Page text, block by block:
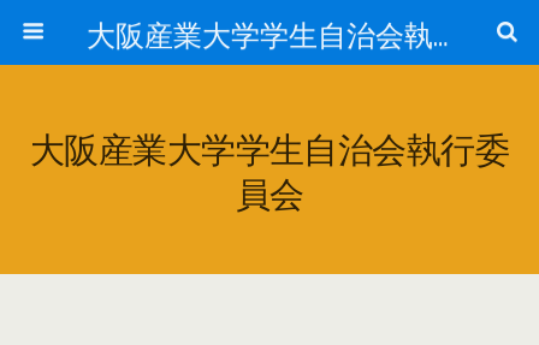
大阪産業大学学生自治会執行委員会
大阪産業大学学生自治会執行委
員会